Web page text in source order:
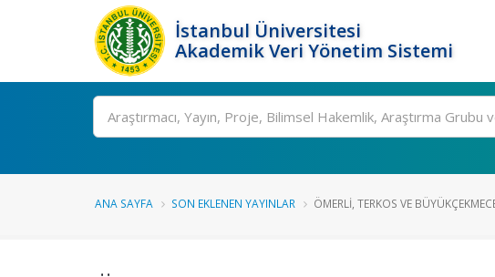
İstanbul Üniversitesi
Akademik Veri Yönetim Sistemi
Ara
ANA SAYFA SON EKLENEN YAYINLAR ÖMERLI, TERKOS VE